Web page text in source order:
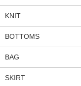
KNIT
BOTTOMS
BAG
SKIRT